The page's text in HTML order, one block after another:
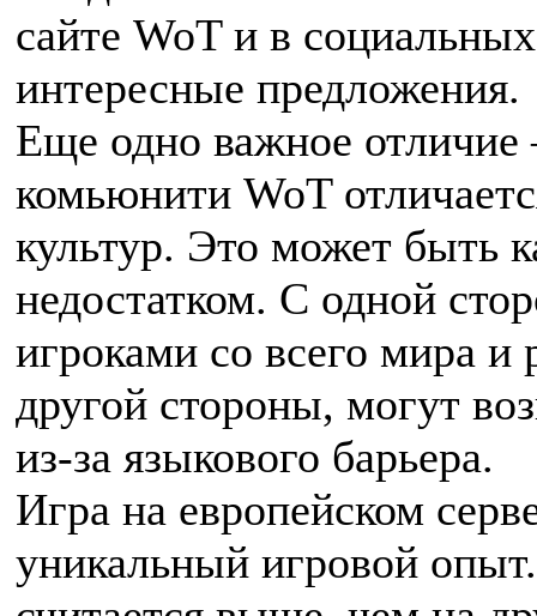
сайте WoT и в
интересные предложения.
Еще одно важное
комьюнити WoT
культур. Это может быть
недостатком. С одной
игроками со всего мира и
другой стороны, могут
из-за языкового барьера.
Игра на европейском
уникальный игровой